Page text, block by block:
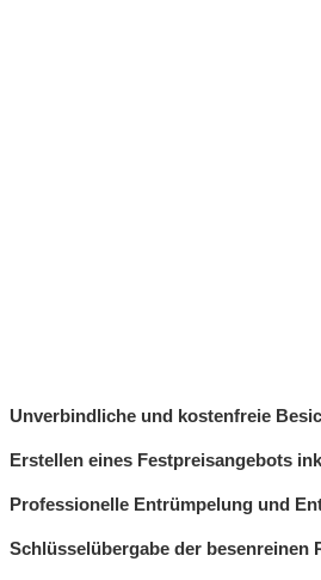
Unverbindliche und kostenfreie
Erstellen eines Festpreisangebots
Professionelle Entrümpelung und
Schlüsselübergabe der besenreinen